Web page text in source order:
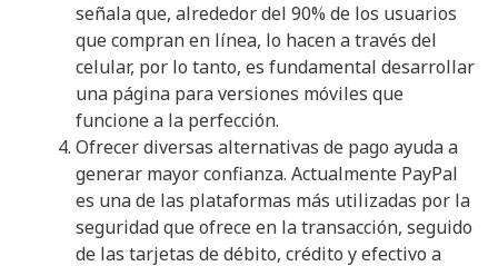
señala que, alrededor del 90% de los usuarios
que compran en línea, lo hacen a través del
celular, por lo tanto, es fundamental desarrollar
una página para versiones móviles que
funcione a la perfección.
Ofrecer diversas alternativas de pago ayuda a
generar mayor confianza. Actualmente PayPal
es una de las plataformas más utilizadas por la
seguridad que ofrece en la transacción, seguido
de las tarjetas de débito, crédito y efectivo a